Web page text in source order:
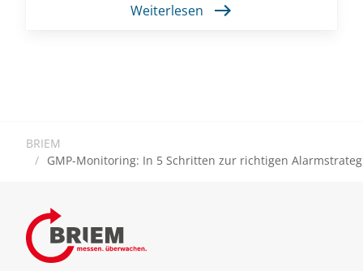
Weiterlesen
BRIEM
GMP-Monitoring: In 5 Schritten zur richtigen